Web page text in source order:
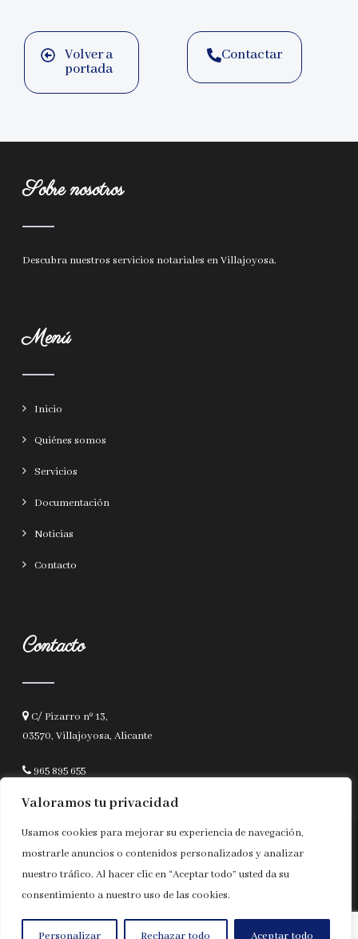
Valoramos tu privacidad
Usamos cookies para mejorar su experiencia de navegación,
mostrarle anuncios o contenidos personalizados y analizar
nuestro tráfico. Al hacer clic en “Aceptar todo” usted da su
consentimiento a nuestro uso de las cookies.
Personalizar Rechazar todo Aceptar todo
Volver a
portada
Contactar
Sobre nosotros
Descubra nuestrosservicios notariales en Villajoyosa.
Menú
Inicio
Quiénes somos
Servicios
Documentación
Noticias
Contacto
Contacto
C/ Pizarro nº 13,
03570, Villajoyosa, Alicante
965 895 655
© Copyright 2025 | Notaría Juan Guillermo Giménez |
Aviso legal y
Privacidad |
Accesibilidad
Diseñado porCitiservi Media